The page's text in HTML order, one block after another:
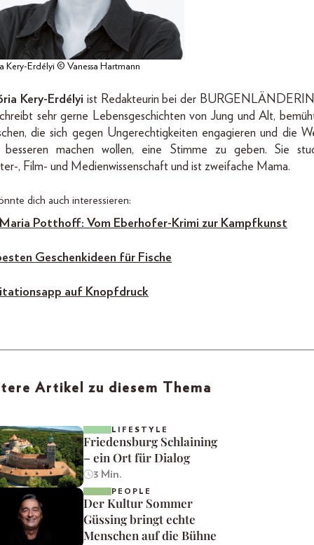
Kery-Erdélyi © Vanessa Hartmann
Kery-Erdélyi ist Redakteurin bei der
sehr gerne Lebensgeschichten von Jung und Alt,
die sich gegen Ungerechtigkeiten engagieren und die
besseren machen wollen, eine Stimme zu geben. Sie
, Film- und Medienwissenschaft und ist zweifache Mama.
dich auch interessieren:
Potthoff: Vom Eberhofer-Krimi zur Kampfkunst
Geschenkideen für Fische
auf Knopfdruck
Artikel zu diesem Thema
LIFESTYLE
Friedensburg Schlaining
– ein Ort für Dialog
3 Min.
PEOPLE
Der Kultur Sommer
Güssing bringt echte
Menschen auf die Bühne